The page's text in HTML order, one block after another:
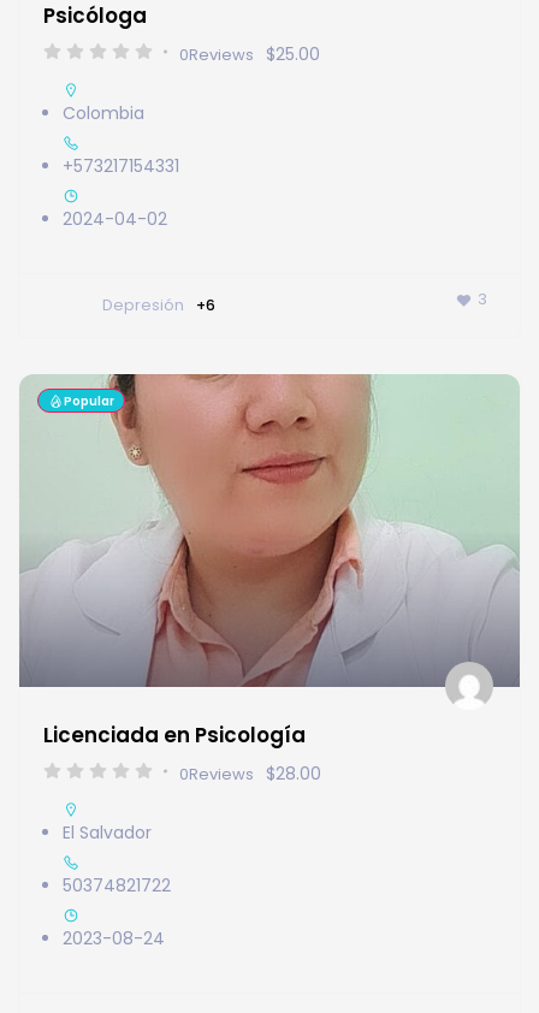
Psicóloga
0Reviews $25.00
Colombia
+573217154331
2024-04-02
Depresión +6 3
Popular
Licenciada en Psicología
0Reviews $28.00
El Salvador
50374821722
2023-08-24